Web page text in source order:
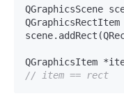
QGraphicsScene
QGraphicsItem
// item == rect